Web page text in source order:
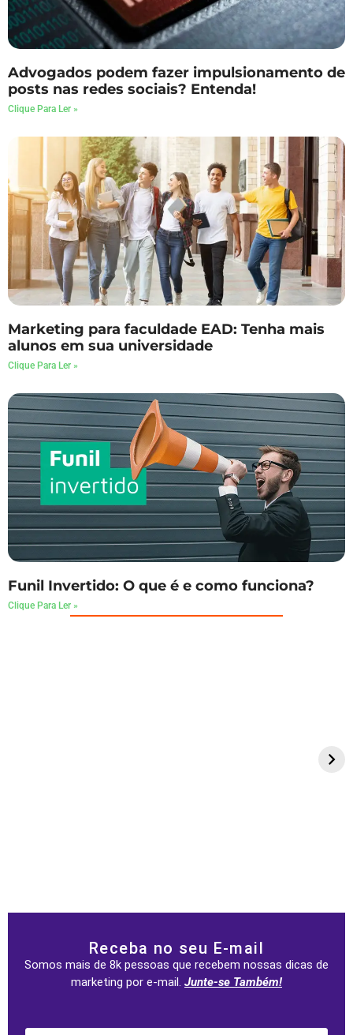
Advogados podem fazer impulsionamento de
posts nas redes sociais? Entenda!
Clique Para Ler »
Marketing para faculdade EAD: Tenha mais
alunos em sua universidade
Clique Para Ler »
Funil Invertido: O que é e como funciona?
Clique Para Ler »
Receba no seu E-mail
Somos mais de 8k pessoas que recebem nossas dicas de
marketing por e-mail. Junte-se Também!